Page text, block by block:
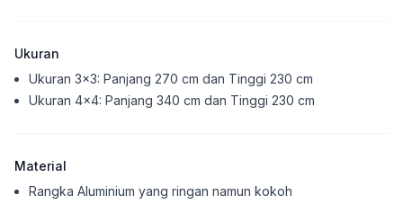
Ukuran
Ukuran 3x3: Panjang 270 cm dan Tinggi 230 cm
Ukuran 4x4: Panjang 340 cm dan Tinggi 230 cm
Material
Rangka Aluminium yang ringan namun kokoh